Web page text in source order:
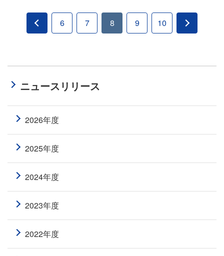
6 7 8 9 10
ニュースリリース
2026年度
2025年度
2024年度
2023年度
2022年度